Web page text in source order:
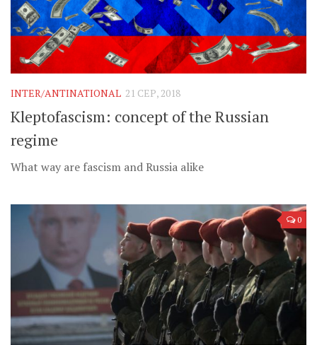
INTER/ANTINATIONAL 21 СЕР, 2018
Kleptofascism: concept of the Russian
regime
What way are fascism and Russia alike
0